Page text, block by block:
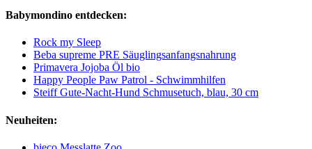
Babymondino entdecken:
Rock my Sleep
Beba supreme PRE Säuglingsanfangsnahrung
Primavera Jojoba Öl bio
Happy People Paw Patrol - Schwimmhilfen
Steiff Gute-Nacht-Hund Schmusetuch, blau, 30 cm
Neuheiten: